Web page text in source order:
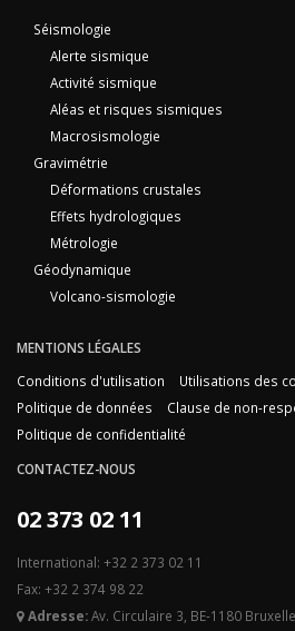
Séismologie
Alerte sismique
Activité sismique
Aléas et risques sismiques
Macrosismologie
Gravimétrie
Déformations crustales
Effets hydrologiques
Métrologie
Géodynamique
Volcano-sismologie
MENTIONS LÉGALES
Conditions d'utilisation
Utilisations des
Politique de données
Clause de non-
Politique de confidentialité
CONTACTEZ-NOUS
02 373 02 11
International: +32 2 373 02 11
Fax: +32 2 374 98 22
Adresse:Av. Circulaire 3, BE-1180